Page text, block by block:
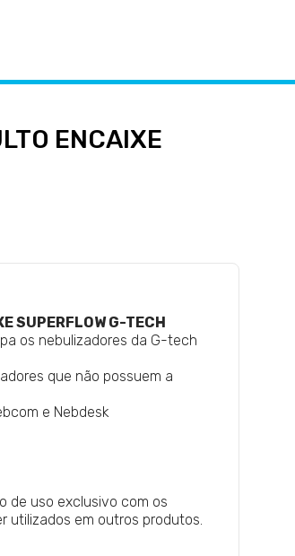
ENCAIXE
SUPERFLOW G-TECH
os nebulizadores da G-tech
que não possuem a
e Nebdesk
de uso exclusivo com os
utilizados em outros produtos.